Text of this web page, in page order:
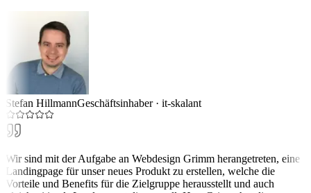
Stefan HillmannGeschäftsinhaber· it-skalant
Wir sind mit der Aufgabe an Webdesign Grimm herangetreten, eine
Landingpage für unser neues Produkt zu erstellen, welche die
Vorteile und Benefits für die Zielgruppe herausstellt und auch